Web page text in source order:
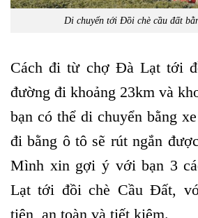
Di chuyển tới Đồi chè cầu đất
Cách đi từ chợ Đà Lạt tới
đường đi khoảng 23km và
bạn có thể di chuyển bằng
đi bằng ô tô sẽ rút ngắn
Mình xin gợi ý với bạn 3
Lạt tới đồi chè Cầu Đất,
tiện, an toàn và tiết kiệm.